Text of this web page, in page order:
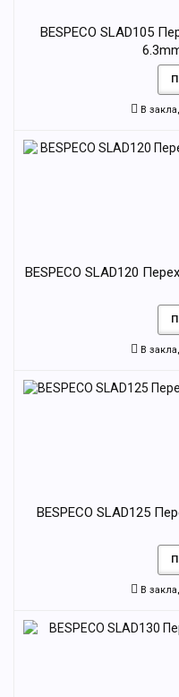
BESPECO SLAD105
В
BESPECO SLAD120
В
BESPECO SLAD125
В